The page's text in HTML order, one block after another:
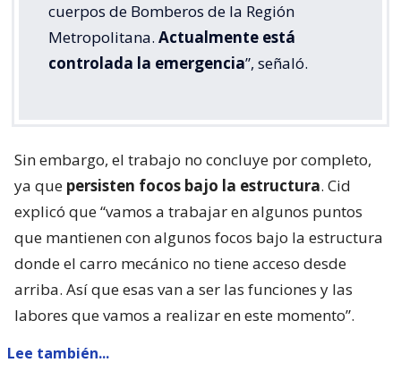
cuerpos de Bomberos de la Región
Metropolitana. Actualmente está
controlada la emergencia”, señaló.
Sin embargo, el trabajo no concluye por completo,
ya que persisten focos bajo la estructura. Cid
explicó que “vamos a trabajar en algunos puntos
que mantienen con algunos focos bajo la estructura
donde el carro mecánico no tiene acceso desde
arriba. Así que esas van a ser las funciones y las
labores que vamos a realizar en este momento”.
Lee también...